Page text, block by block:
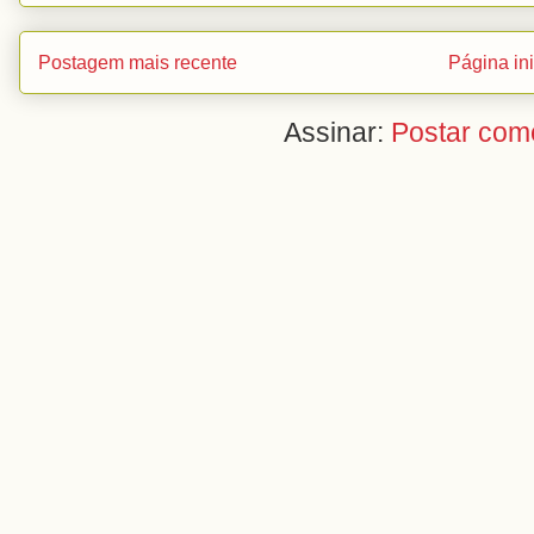
Postagem mais recente Página
Assinar: Postar